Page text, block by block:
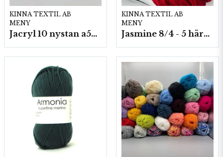
KINNA TEXTIL AB
MENY
Jacryl 10 nystan a50g./fp.
KINNA TEXTIL AB
MENY
Jasmine 8/4 - 5 härvor a200g./fp.